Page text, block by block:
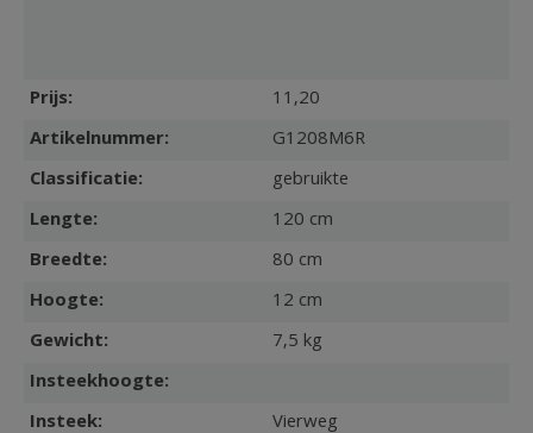
Prijs:
11,20
Artikelnummer:
G1208M6R
Classificatie:
gebruikte
Lengte:
120 cm
Breedte:
80 cm
Hoogte:
12 cm
Gewicht:
7,5 kg
Insteekhoogte:
Insteek:
Vierweg